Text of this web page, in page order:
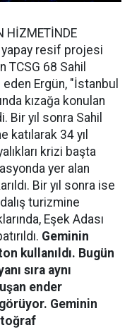
HİZMETİNDE
yapay resif projesi
TCSG 68 Sahil
Ergün, "İstanbul
kızağa konulan
Bir yıl sonra Sahil
katılarak 34 yıl
krizi başta
yer alan
Bir yıl sonra ise
turizmine
Eşek Adası
Geminin
kullanıldı. Bugün
sıra aynı
ender
Geminin